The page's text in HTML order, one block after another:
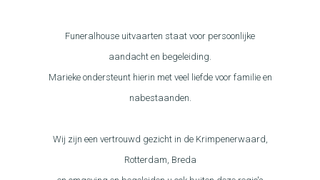
Funeralhouse uitvaarten staat voor persoonlijke
aandacht en begeleiding.
Marieke ondersteunt hierin met veel liefde voor familie en
nabestaanden.
Wij zijn een vertrouwd gezicht in de Krimpenerwaard,
Rotterdam, Breda